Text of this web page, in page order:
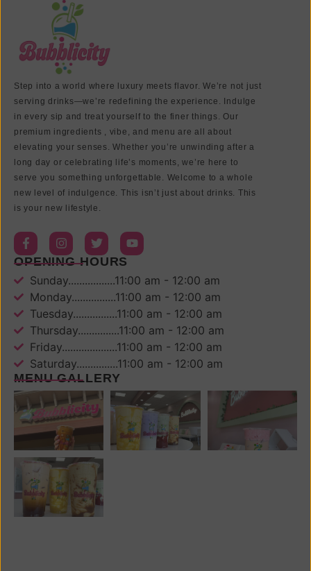
Step into a world where luxury meets flavor. We’re not just
serving drinks—we’re redefining the experience. Indulge
in every sip and treat yourself to the finer things. Our
premium ingredients , vibe, and menu are all about
elevating your senses. Whether you’re unwinding after a
long day or celebrating life’s moments, we’re here to
serve you something unforgettable. Welcome to a whole
new level of indulgence. This isn’t just about drinks. This
is your new lifestyle.
OPENING HOURS
Sunday.................11:00 am - 12:00 am
Monday................11:00 am - 12:00 am
Tuesday................11:00 am - 12:00 am
Thursday...............11:00 am - 12:00 am
Friday....................11:00 am - 12:00 am
Saturday...............11:00 am - 12:00 am
MENU GALLERY